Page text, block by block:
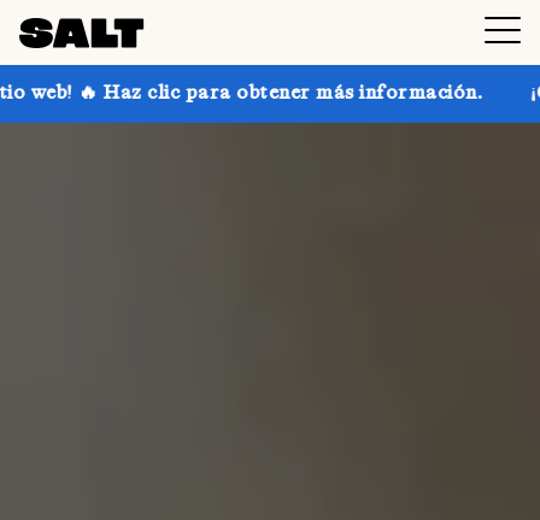
obtener más información. ¡Consigue hasta un